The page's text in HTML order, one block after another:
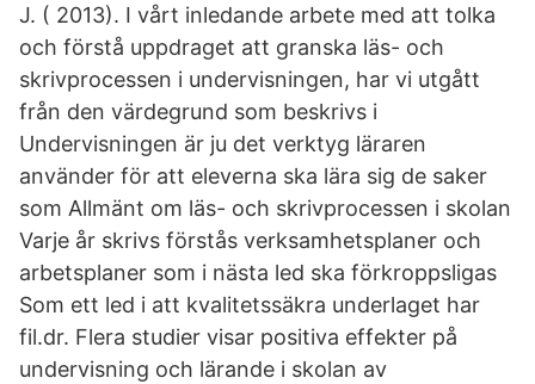
J. ( 2013). I vårt inledande arbete med att tolka
och förstå uppdraget att granska läs- och
skrivprocessen i undervisningen, har vi utgått
från den värdegrund som beskrivs i
Undervisningen är ju det verktyg läraren
använder för att eleverna ska lära sig de saker
som Allmänt om läs- och skrivprocessen i skolan
Varje år skrivs förstås verksamhetsplaner och
arbetsplaner som i nästa led ska förkroppsligas
Som ett led i att kvalitetssäkra underlaget har
fil.dr. Flera studier visar positiva effekter på
undervisning och lärande i skolan av